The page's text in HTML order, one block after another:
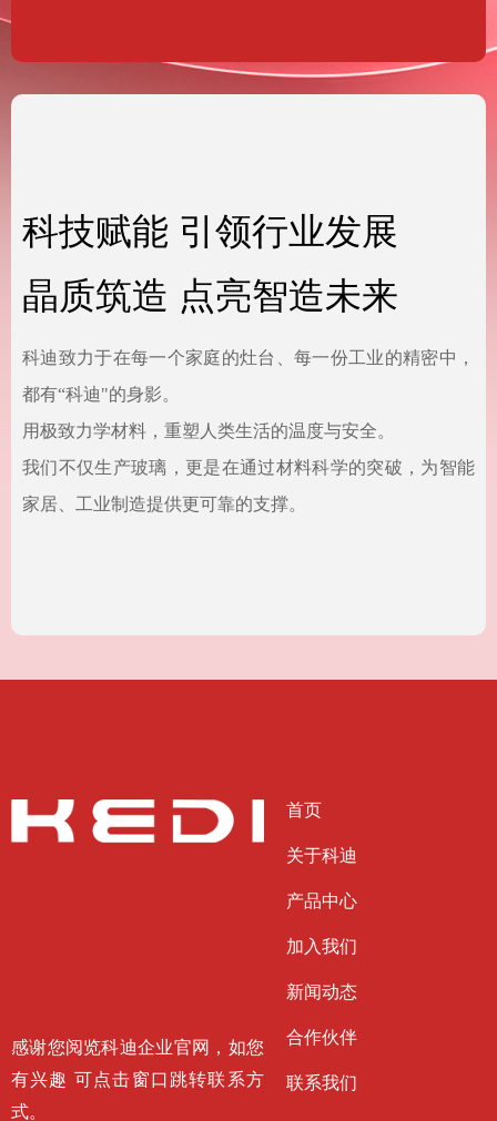
科技赋能 引领行业发展
晶质筑造 点亮智造未来
科迪致力于在每一个家庭的灶台、每一份工业的精密中，
都有“科迪"的身影。
用极致力学材料，重塑人类生活的温度与安全。
我们不仅生产玻璃，更是在通过材料科学的突破，为智能
家居、工业制造提供更可靠的支撑。
感谢您阅览科迪企业官网，如您
有兴趣 可点击窗口跳转联系方
式。
首页
关于科迪
产品中心
加入我们
新闻动态
合作伙伴
联系我们